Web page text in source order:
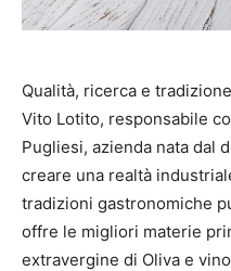
Qualità, ricerca e
Vito Lotito, responsabile
Pugliesi, azienda nata dal
creare una realtà
tradizioni gastronomiche
offre le migliori materie
extravergine di Oliva e